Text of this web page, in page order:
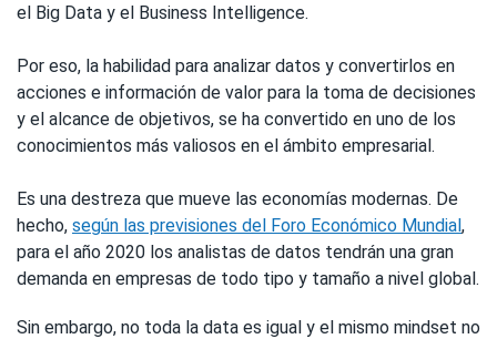
el Big Data y el Business Intelligence.
Por eso, la habilidad para analizar datos y convertirlos en
acciones e información de valor para la toma de decisiones
y el alcance de objetivos, se ha convertido en uno de los
conocimientos más valiosos en el ámbito empresarial.
Es una destreza que mueve las economías modernas. De
hecho, según las previsiones del Foro Económico Mundial,
para el año 2020 los analistas de datos tendrán una gran
demanda en empresas de todo tipo y tamaño a nivel global.
Sin embargo, no toda la data es igual y el mismo mindset no